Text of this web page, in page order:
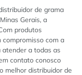
de grama
Gerais, a
produtos
compromisso com a
atender a todas as
contato conosco
melhor distribuidor de